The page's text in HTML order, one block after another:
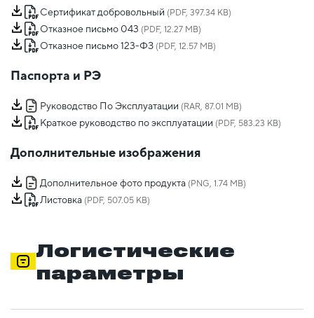
Сертификат добровольный (PDF, 397.34 KB)
Отказное письмо 043 (PDF, 12.27 MB)
Отказное письмо 123-ФЗ (PDF, 12.57 MB)
Паспорта и РЭ
Руководство По Эксплуатации (RAR, 87.01 MB)
Краткое руководство по эксплуатации (PDF, 583.23 KB)
Дополнительные изображения
Дополнительное фото продукта (PNG, 1.74 MB)
Листовка (PDF, 507.05 KB)
Логистические
параметры